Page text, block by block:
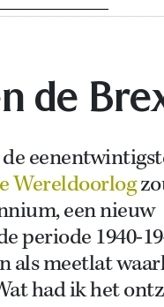
de
Wereldoorlog
een nieuw
periode 1940-
als meetlat
had ik het